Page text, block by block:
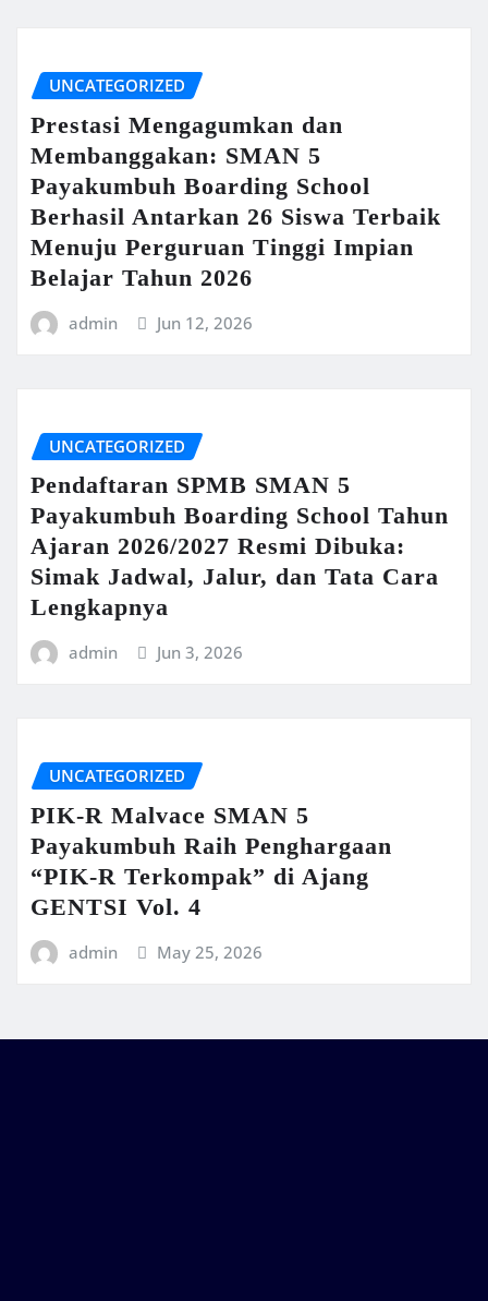
UNCATEGORIZED
Prestasi Mengagumkan dan
Membanggakan: SMAN 5
Payakumbuh Boarding School
Berhasil Antarkan 26 Siswa Terbaik
Menuju Perguruan Tinggi Impian
Belajar Tahun 2026
admin Jun 12, 2026
UNCATEGORIZED
Pendaftaran SPMB SMAN 5
Payakumbuh Boarding School Tahun
Ajaran 2026/2027 Resmi Dibuka:
Simak Jadwal, Jalur, dan Tata Cara
Lengkapnya
admin Jun 3, 2026
UNCATEGORIZED
PIK-R Malvace SMAN 5
Payakumbuh Raih Penghargaan
“PIK-R Terkompak” di Ajang
GENTSI Vol. 4
admin May 25, 2026